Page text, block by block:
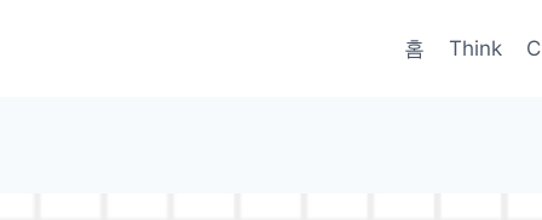
홈 Think